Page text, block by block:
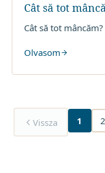
Cât să tot
Cât să tot
Olvasom
Vissza 1 2